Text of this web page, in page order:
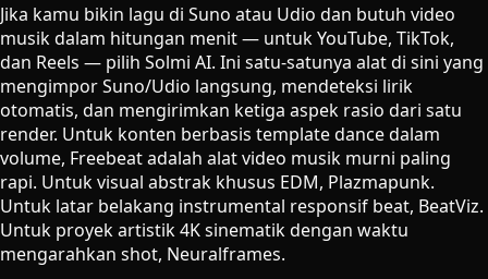
Jika kamu bikin lagu di Suno atau Udio dan butuh video
musik dalam hitungan menit — untuk YouTube, TikTok,
dan Reels — pilih Solmi AI. Ini satu-satunya alat di sini yang
mengimpor Suno/Udio langsung, mendeteksi lirik
otomatis, dan mengirimkan ketiga aspek rasio dari satu
render. Untuk konten berbasis template dance dalam
volume, Freebeat adalah alat video musik murni paling
rapi. Untuk visual abstrak khusus EDM, Plazmapunk.
Untuk latar belakang instrumental responsif beat, BeatViz.
Untuk proyek artistik 4K sinematik dengan waktu
mengarahkan shot, Neuralframes.